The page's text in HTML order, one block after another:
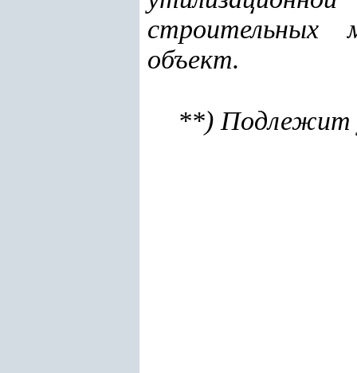
строительных
объект.
**) Подлежит